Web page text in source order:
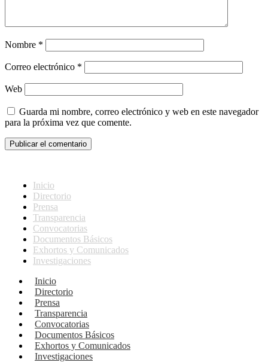
Nombre *
Correo electrónico *
Web
Guarda mi nombre, correo electrónico y web en este navegador
para la próxima vez que comente.
Inicio
Directorio
Prensa
Transparencia
Convocatorias
Documentos Básicos
Exhortos y Comunicados
Investigaciones
Inicio
Directorio
Prensa
Transparencia
Convocatorias
Documentos Básicos
Exhortos y Comunicados
Investigaciones